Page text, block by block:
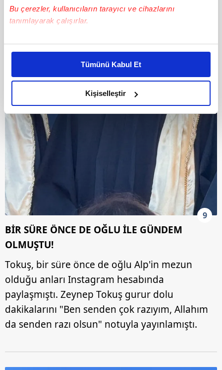
Bu çerezler, kullanıcıların tarayıcı ve cihazlarını
tanımlayarak çalışırlar.
Bu çerezlere izin vermeniz halinde sizlere özel
daha iyi reklam deneyimi yaşatabiliriz. Bunu yaparken
amacımızın size daha iyi bir reklam deneyimi sunmak
olduğunu ve sizlere en iyi içerikleri sunabilmek adına
elimizden gelen çabayı gösterdiğimizi ve bu noktada,
reklamların maliyetlerimizi karşılamak noktasında tek gelir
kalemimiz olduğunu sizlere hatırlatmak isteriz.
Her halükârda, kullanıcılar, bu çerezlere izin vermedikleri
takdirde, kullanıcılara hedefli reklamlar
gösterilmeyecektir."
Sizlere daha iyi bir hizmet sunabilmek için İnternet
Sitemizde kendimize ve üçüncü kişilere ait çerezler
kullanılmaktadır. Bu çerezler vasıtasıyla çeşitli kişisel
verileriniz işlenmekte olup gerekli olan çerezler bilgi
toplumu hizmetlerinin sunulması amacıyla
kullanılmaktadır. Diğer çerezler, sitemizin daha işlevsel
kılınması ve kişiselleştirilmesi ve sizlere yönelik
reklam/pazarlama faaliyetlerinin yapılması, amaçlarıyla
sınırlı olarak açık rızanız dahilinde kullanılacaktır.
Çerezlere ilişkin tercihlerinizi aşağıda yer alan panel
vasıtasıyla belirleyebilirsiniz. Çerezlere ilişkin detaylı bilgi
Metnimiziziyaret edebilirsiniz.
Tümünü Kabul Et
Kişiselleştir
9
BİR SÜRE ÖNCE DE OĞLU İLE GÜNDEM
OLMUŞTU!
Tokuş, bir süre önce de oğlu Alp'in mezun
olduğu anları Instagram hesabında
paylaşmıştı. Zeynep Tokuş gurur dolu
dakikalarını "Ben senden çok razıyım, Allahım
da senden razı olsun" notuyla yayınlamıştı.